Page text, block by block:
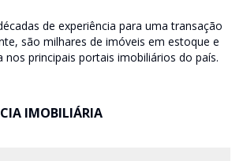
de experiência para uma transação
e
nos principais portais imobiliários do país.
IMOBILIÁRIA